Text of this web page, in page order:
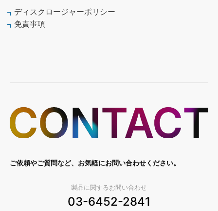
ディスクロージャーポリシー
免責事項
ご依頼やご質問など、お気軽にお問い合わせください。
製品に関するお問い合わせ
03-6452-2841